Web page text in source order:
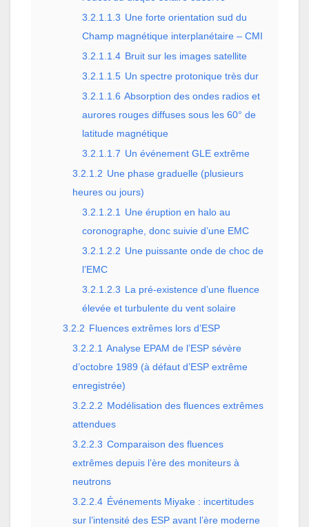
3.2.1.1.3 Une forte orientation sud du
Champ magnétique interplanétaire – CMI
3.2.1.1.4 Bruit sur les images satellite
3.2.1.1.5 Un spectre protonique très dur
3.2.1.1.6 Absorption des ondes radios et
aurores rouges diffuses sous les 60° de
latitude magnétique
3.2.1.1.7 Un événement GLE extrême
3.2.1.2 Une phase graduelle (plusieurs
heures ou jours)
3.2.1.2.1 Une éruption en halo au
coronographe, donc suivie d’une EMC
3.2.1.2.2 Une puissante onde de choc de
l’EMC
3.2.1.2.3 La pré-existence d’une fluence
élevée et turbulente du vent solaire
3.2.2 Fluences extrêmes lors d’ESP
3.2.2.1 Analyse EPAM de l’ESP sévère
d’octobre 1989 (à défaut d’ESP extrême
enregistrée)
3.2.2.2 Modélisation des fluences extrêmes
attendues
3.2.2.3 Comparaison des fluences
extrêmes depuis l’ère des moniteurs à
neutrons
3.2.2.4 Événements Miyake : incertitudes
sur l’intensité des ESP avant l’ère moderne